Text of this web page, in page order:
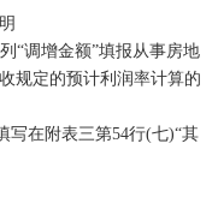
“调增金额”填报从事房地
规定的预计利润率计算的
在附表三第54行(七)“其